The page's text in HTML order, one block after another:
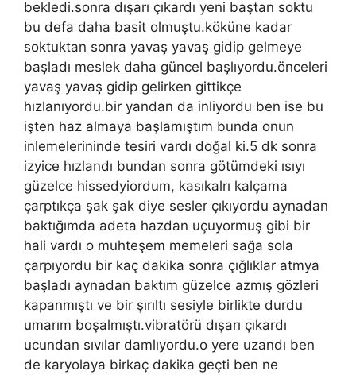
bekledi.sonra dışarı çıkardı yeni baştan soktu
bu defa daha basit olmuştu.köküne kadar
soktuktan sonra yavaş yavaş gidip gelmeye
başladı meslek daha güncel başlıyordu.önceleri
yavaş yavaş gidip gelirken gittikçe
hızlanıyordu.bir yandan da inliyordu ben ise bu
işten haz almaya başlamıştım bunda onun
inlemelerininde tesiri vardı doğal ki.5 dk sonra
izyice hızlandı bundan sonra götümdeki ısıyı
güzelce hissedyiordum, kasıkalrı kalçama
çarptıkça şak şak diye sesler çıkıyordu aynadan
baktığımda adeta hazdan uçuyormuş gibi bir
hali vardı o muhteşem memeleri sağa sola
çarpıyordu bir kaç dakika sonra çığlıklar atmya
başladı aynadan baktım güzelce azmış gözleri
kapanmıştı ve bir şırıltı sesiyle birlikte durdu
umarım boşalmıştı.vibratörü dışarı çıkardı
ucundan sıvılar damlıyordu.o yere uzandı ben
de karyolaya birkaç dakika geçti ben ne